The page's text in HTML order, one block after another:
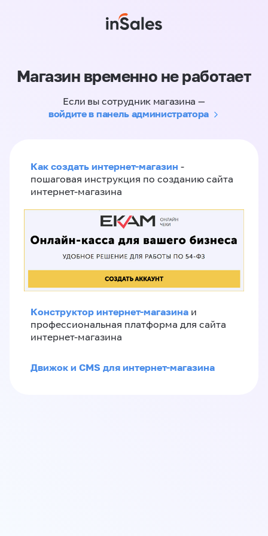
Магазин временно не работает
Если вы сотрудник магазина —
войдите в панель администратора
Как создать интернет-магазин -
пошаговая инструкция по созданию сайта
интернет-магазина
Конструктор интернет-магазина и
профессиональная платформа для сайта
интернет-магазина
Движок и CMS для интернет-магазина